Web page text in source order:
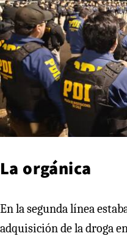
La orgánica
En la segunda línea
adquisición de la droga